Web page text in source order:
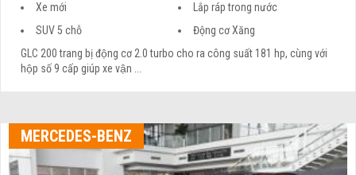
Xe mới
Lắp ráp trong nước
SUV 5 chỗ
Động cơ Xăng
GLC 200 trang bị động cơ 2.0 turbo cho ra công suất 181 hp, cùng với
hộp số 9 cấp giúp xe vận ...
MERCEDES-BENZ